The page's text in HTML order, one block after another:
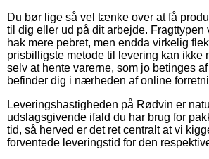
Du bør lige så vel tænke over at få
til dig eller ud på dit arbejde. Fragttypen
hak mere pebret, men endda virkelig
prisbilligste metode til levering kan ikke
selv at hente varerne, som jo betinges
befinder dig i nærheden af online
Leveringshastigheden på Rødvin er
udslagsgivende ifald du har brug for
tid, så herved er det ret centralt at vi
forventede leveringstid for den